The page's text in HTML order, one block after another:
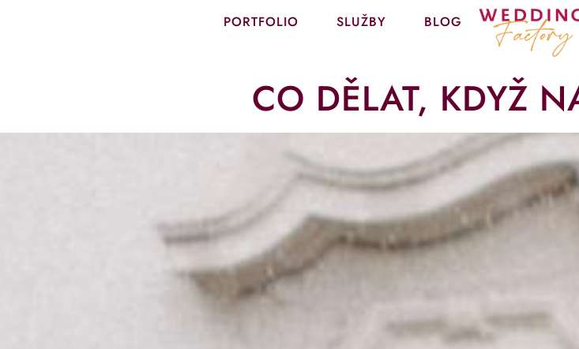
PORTFOLIO SLUŽBY BLOG
CO DĚLAT, KDYŽ